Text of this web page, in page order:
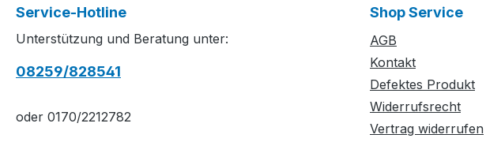
Service-Hotline
Unterstützung und Beratung unter:
08259/828541
oder 0170/2212782
Shop Service
AGB
Kontakt
Defektes Produkt
Widerrufsrecht
Vertrag widerrufen